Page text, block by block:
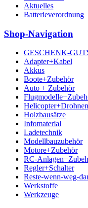
Aktuelles
Batterieverordnung
Shop-Navigation
GESCHENK-
Adapter+Kabel
Akkus
Boote+Zubehör
Auto + Zubehör
Helicopter+Drohnen
Holzbausätze
Infomaterial
Ladetechnik
Modellbauzubehör
Motore+Zubehör
RC-
Regler+Schalter
Reste-wenn-weg-
Werkstoffe
Werkzeuge